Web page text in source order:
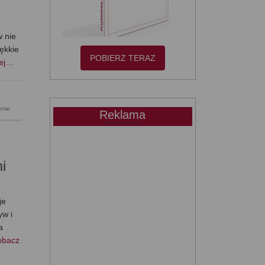
nie
i
POBIERZ TERAZ
Reklama